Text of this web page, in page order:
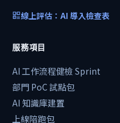
線上評估：AI 導入檢查表
服務項目
AI 工作流程健檢 Sprint
部門 PoC 試點包
AI 知識庫建置
上線陪跑包